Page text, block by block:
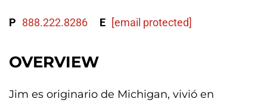
P 888.222.8286 E [email protected]
OVERVIEW
Jim es originario de Michigan, vivió en